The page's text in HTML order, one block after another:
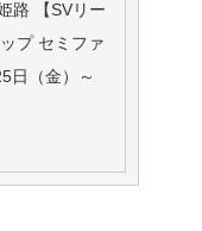
路 【SVリー
プ セミファ
日（金）～